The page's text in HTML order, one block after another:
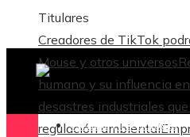
Titulares
Creadores de TikTok
Mouse y otros universos
humano y su influencia
desastres industriales
regulación ambiental
Ciencia y tecnología